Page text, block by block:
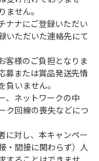
せん。
ナナにご登録いただい
いただいた連絡先にて
客様のご負担となりま
募または賞品発送先情
いません。
、ネットワークの中
ク回線の喪失などにつ
に対し、本キャンペー
・間接に関わらず）人